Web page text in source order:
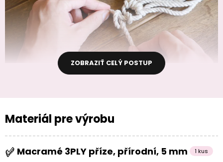
ZOBRAZIŤ CELÝ POSTUP
Materiál pre výrobu
Macramé 3PLY příze, přírodní, 5 mm 1 kus